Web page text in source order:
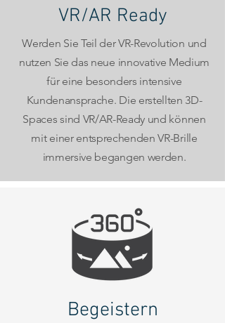
VR/AR Ready
Werden Sie Teil der VR-Revolution und
nutzen Sie das neue innovative Medium
für eine besonders intensive
Kundenansprache. Die erstellten 3D-
Spaces sind VR/AR-Ready und können
mit einer entsprechenden VR-Brille
immersive begangen werden.
Begeistern